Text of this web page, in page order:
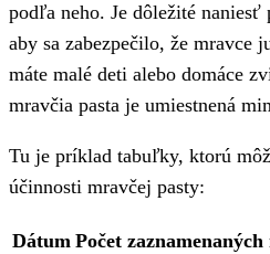
podľa neho. Je dôležité naniesť
aby sa zabezpečilo, že mravce
máte malé deti alebo domáce
mravčia pasta je umiestnená
Tu je príklad tabuľky, ktorú
účinnosti mravčej pasty:
Dátum Počet